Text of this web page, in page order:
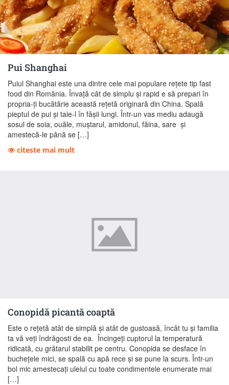
Pui Shanghai
Puiul Shanghai este una dintre cele mai populare rețete tip fast
food din România. Învață cât de simplu și rapid e să prepari în
propria-ți bucătărie această rețetă originară din China. Spală
pieptul de pui și taie-l în fâșii lungi. Într-un vas mediu adaugă
sosul de soia, ouăle, muștarul, amidonul, făina, sare și
amestecă-le până se […]
citeste mai mult
Conopidă picantă coaptă
Este o rețetă atât de simplă și atât de gustoasă, încât tu și familia
ta vă veți îndrăgosti de ea. Încingeți cuptorul la temperatură
ridicată, cu grătarul stabilit pe centru. Conopida se desface în
buchețele mici, se spală cu apă rece și se pune la scurs. Într-un
bol mic amestecați uleiul cu toate condimentele enumerate mai
[…]